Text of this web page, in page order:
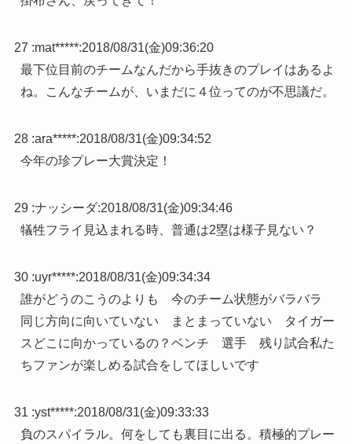
27 :mat*****:2018/08/31(金)09:36:20
最下位目前のチームなんだから手抜きのプレイはあるよ
ね。こんなチームが、いまだに４位ってのが不思議だ。
28 :ara*****:2018/08/31(金)09:34:52
今年の珍プレー大賞決定！
29 :ナッシーダ:2018/08/31(金)09:34:46
犠牲フライ見込まれる時、普通は2塁は様子見ない？
30 :uyr*****:2018/08/31(金)09:34:34
誰がどうのこうのよりも 今のチーム状態がバラバラ
同じ方向に向いていない まとまっていない タイガー
スどこに向かっているの？ベンチ 選手 残り試合私た
ちファンが楽しめる試合をしてほしいです
31 :yst*****:2018/08/31(金)09:33:33
負のスパイラル。何をしても裏目に出る。積極的プレー